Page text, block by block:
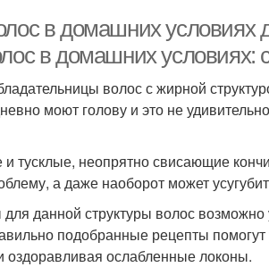
в домашних условиях
в домашних условиях:
волос с жирной
моют голову и это не
тусклые, неопрятно свисающие
а даже наоборот может
данной структуры волос возможно
подобранные рецепты
оздоравливая ослабленные локоны.